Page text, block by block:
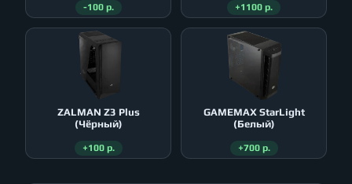
-100 р. +1100 р.
ZALMAN Z3 Plus
(Чёрный)
+100 р.
GAMEMAX StarLight
(Белый)
+700 р.